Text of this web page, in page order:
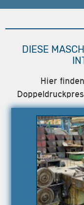
DIESE
Hier